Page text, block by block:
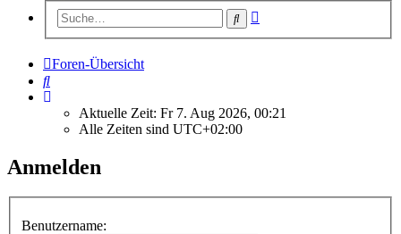
Suche
Foren-Übersicht
Suche
Aktuelle Zeit: Fr 7. Aug 2026, 00:21
Alle Zeiten sind UTC+02:00
Anmelden
Benutzername: